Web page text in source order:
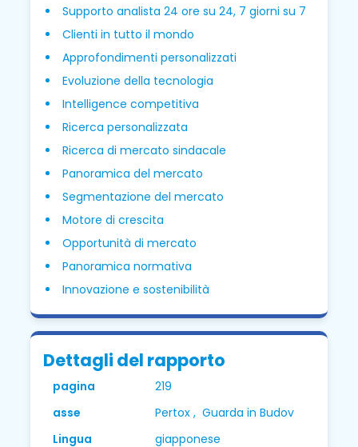
Supporto analista 24 ore su 24, 7 giorni su 7
Clienti in tutto il mondo
Approfondimenti personalizzati
Evoluzione della tecnologia
Intelligence competitiva
Ricerca personalizzata
Ricerca di mercato sindacale
Panoramica del mercato
Segmentazione del mercato
Motore di crescita
Opportunità di mercato
Panoramica normativa
Innovazione e sostenibilità
Dettagli del rapporto
pagina
219
asse
Pertox , Guarda in Budov
Lingua
giapponese